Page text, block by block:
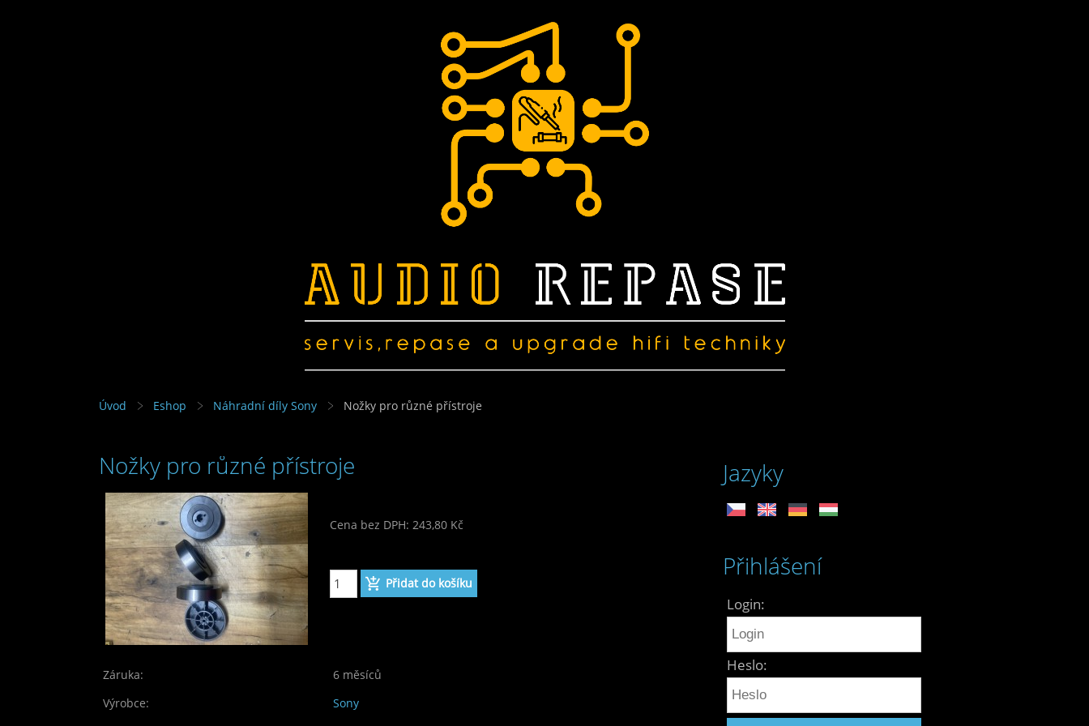
Úvod Eshop Náhradní díly Sony Nožky pro různé přístroje
Nožky pro různé přístroje
Cena bez DPH: 243,80 Kč
Záruka:
6 měsíců
Výrobce:
Sony
Jazyky
Přihlášení
Login:
Heslo: